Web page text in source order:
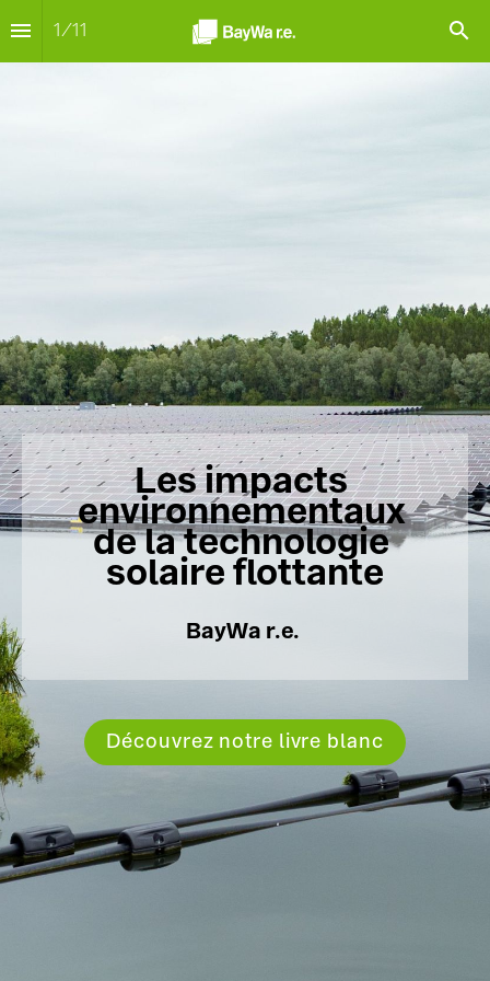
1/11
Les impacts
environnementaux
de la technologie
solaire flottante
BayWa r.e.
Découvrez notre livre blanc